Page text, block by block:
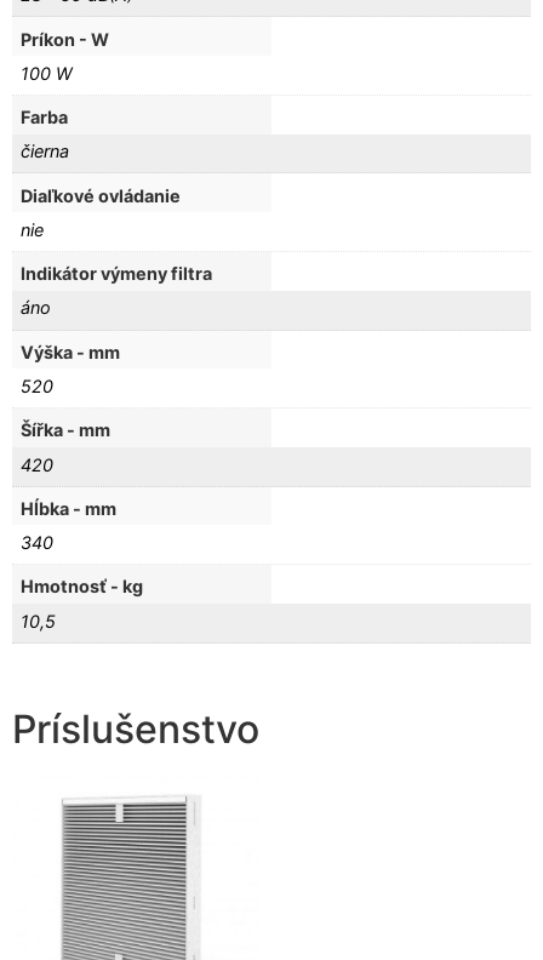
Príkon - W
100 W
Farba
čierna
Diaľkové ovládanie
nie
Indikátor výmeny filtra
áno
Výška - mm
520
Šířka - mm
420
Hĺbka - mm
340
Hmotnosť - kg
10,5
Príslušenstvo